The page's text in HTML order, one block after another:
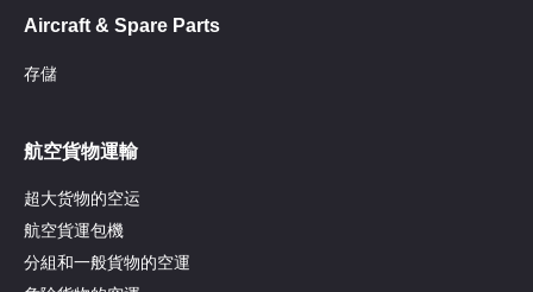
Aircraft & Spare Parts
存儲
航空貨物運輸
超大货物的空运
航空貨運包機
分組和一般貨物的空運